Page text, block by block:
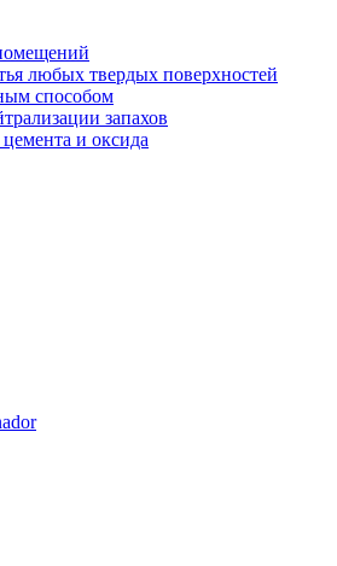
любых твердых поверхностей
способом
запахов
и оксида